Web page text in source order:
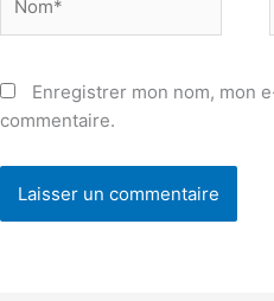
Enregistrer mon nom, mon
commentaire.